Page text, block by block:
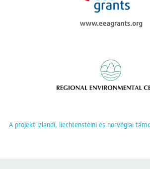
A projekt izlandi, liechtensteini és norvégiai